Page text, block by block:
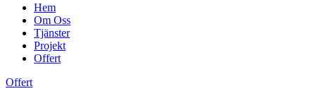
Hem
Om Oss
Tjänster
Projekt
Offert
Offert